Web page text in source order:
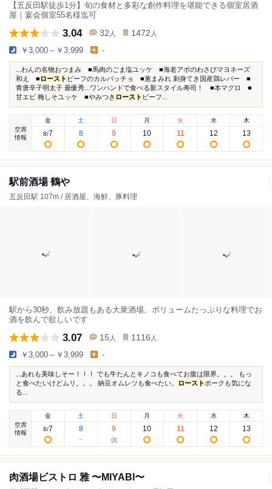
【五反田駅徒歩1分】旬の食材と多彩な創作料理を堪能できる個室居酒
屋｜宴会個室55名様迄可
3.04 32 人 1472 人
￥3,000～￥3,999 -
...わんの名物おつまみ ■馬肉のごま塩ユッケ ■海老アボのわさびマヨネーズ
和え ■ ロースト ビーフのカルパッチョ ■葱まみれ 刺身てき国産鶏レバー ■
青唐辛子明太子 最優秀...ワンハンドで食べる新スタイル寿司！ ■本マグロ ■
甘エビ 梅しそユッケ ■やみつき ロースト ビーフ...
空席
情報
金
8/7
土
8
日
9
月
10
火
11
水
12
木
13
駅前酒場 鶴や
五反田駅 107m / 居酒屋、海鮮、豚料理
駅から30秒、飲み放題もある大衆酒場。ボリュームたっぷりな料理でお
酒を飲んで欲しいです
3.07 15 人 1116 人
￥3,000～￥3,999 -
...あれも美味しそー！！！ でも牛たんとキノコも食べてお腹は限界。。。 もっ
と食べたいけどムリ。。。 納豆オムレツも食べたい。
ロースト ポークも気にな
る...
空席
情報
金
8/7
土
8
日
9
月
10
火
11
水
12
木
13
肉酒場ビストロ 雅 〜MIYABI〜